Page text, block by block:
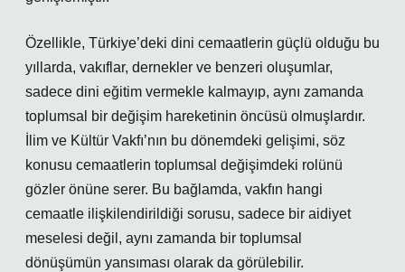
Özellikle, Türkiye’deki dini cemaatlerin güçlü olduğu bu
yıllarda, vakıflar, dernekler ve benzeri oluşumlar,
sadece dini eğitim vermekle kalmayıp, aynı zamanda
toplumsal bir değişim hareketinin öncüsü olmuşlardır.
İlim ve Kültür Vakfı’nın bu dönemdeki gelişimi, söz
konusu cemaatlerin toplumsal değişimdeki rolünü
gözler önüne serer. Bu bağlamda, vakfın hangi
cemaatle ilişkilendirildiği sorusu, sadece bir aidiyet
meselesi değil, aynı zamanda bir toplumsal
dönüşümün yansıması olarak da görülebilir.